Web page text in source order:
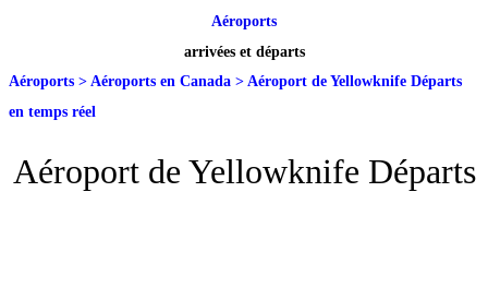
Aéroports
arrivées et départs
Aéroports > Aéroports en Canada > Aéroport de Yellowknife Départs
en temps réel
Aéroport de Yellowknife Départs